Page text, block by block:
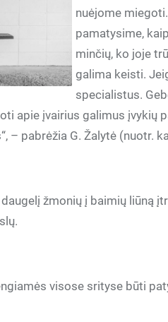
nuėjome
pamatysime,
minčių, ko joje
galima keisti.
specialistus.
apie įvairius galimus įvykių
– pabrėžia G. Žalytė (nuotr.
žmonių į baimių liūną
visose srityse būti